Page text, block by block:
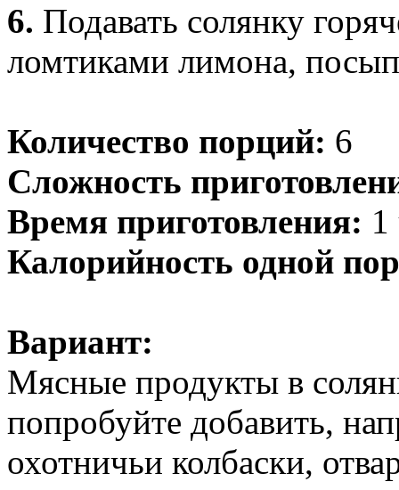
6. Подавать солянку
ломтиками лимона,
Количество порций: 6
Сложность
Время приготовления: 1
Калорийность одной
Вариант:
Мясные продукты в
попробуйте добавить,
охотничьи колбаски,